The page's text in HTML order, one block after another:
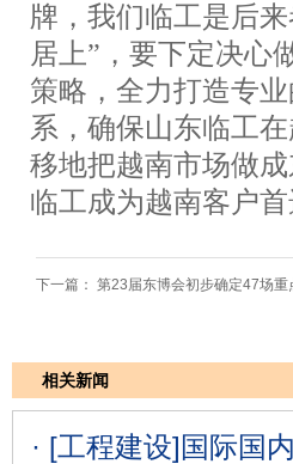
牌，我们临工是后
居上”，要下定决心
策略，全力打造专业
系，确保山东临工
移地把越南市场做
临工成为越南客户
下一篇： 第23届东博会初步确定47场重
相关新闻
· [工程建设]国际国